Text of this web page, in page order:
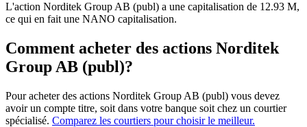
L'action Norditek Group AB (publ) a une capitalisation de 12.93 M,
ce qui en fait une NANO capitalisation.
Comment acheter des actions Norditek
Group AB (publ)?
Pour acheter des actions Norditek Group AB (publ) vous devez
avoir un compte titre, soit dans votre banque soit chez un courtier
spécialisé. Comparez les courtiers pour choisir le meilleur.